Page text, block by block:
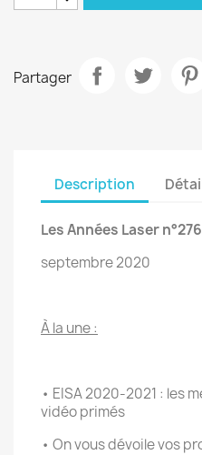
Partager
Description
Les Années Laser n°276
septembre 2020
À la une :
• EISA 2020-2021 : les
vidéo primés
• On vous dévoile vos